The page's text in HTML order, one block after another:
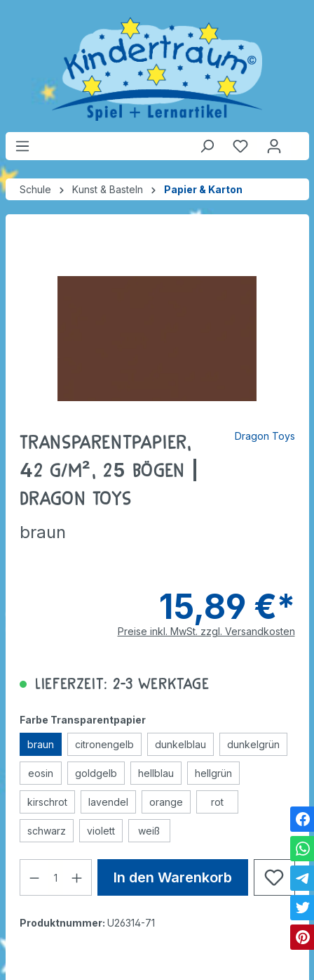
Schule Kunst & Basteln Papier & Karton
Transparentpapier,
42 g/m², 25 Bögen |
Dragon Toys
braun
Dragon Toys
15,89 €*
Preise inkl. MwSt. zzgl. Versandkosten
Lieferzeit: 2-3 Werktage
Farbe Transparentpapier
braun citronengelb dunkelblau dunkelgrün
eosin goldgelb hellblau hellgrün
kirschrot lavendel orange rot
schwarz violett weiß
In den Warenkorb
Produktnummer: U26314-71